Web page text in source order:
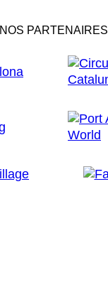
NOS PARTENAIRES